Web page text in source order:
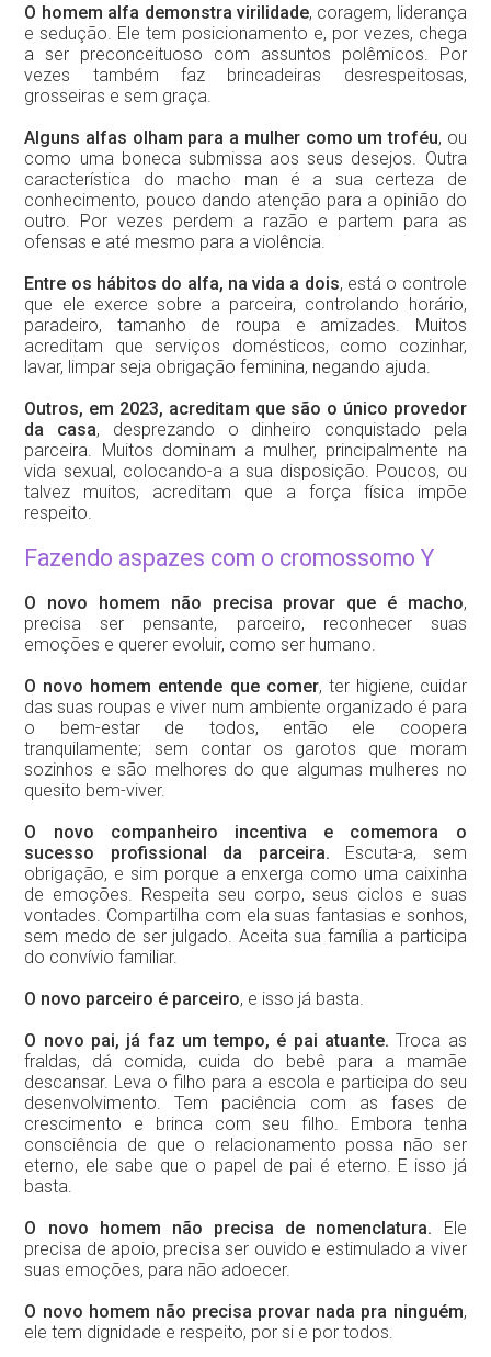
O homem alfa demonstra virilidade, coragem, liderança
e sedução. Ele tem posicionamento e, por vezes, chega
a ser preconceituoso com assuntos polêmicos. Por
vezes também faz brincadeiras desrespeitosas,
grosseiras e sem graça.
Alguns alfas olham para a mulher como um troféu, ou
como uma boneca submissa aos seus desejos. Outra
característica do macho man é a sua certeza de
conhecimento, pouco dando atenção para a opinião do
outro. Por vezes perdem a razão e partem para as
ofensas e até mesmo para a violência.
Entre os hábitos do alfa, na vida a dois, está o controle
que ele exerce sobre a parceira, controlando horário,
paradeiro, tamanho de roupa e amizades. Muitos
acreditam que serviços domésticos, como cozinhar,
lavar, limpar seja obrigação feminina, negando ajuda.
Outros, em 2023, acreditam que são o único provedor
da casa, desprezando o dinheiro conquistado pela
parceira. Muitos dominam a mulher, principalmente na
vida sexual, colocando-a a sua disposição. Poucos, ou
talvez muitos, acreditam que a força física impõe
respeito.
Fazendo aspazes com o cromossomo Y
O novo homem não precisa provar que é macho,
precisa ser pensante, parceiro, reconhecer suas
emoções e querer evoluir, como ser humano.
O novo homem entende que comer, ter higiene, cuidar
das suas roupas e viver num ambiente organizado é para
o bem-estar de todos, então ele coopera
tranquilamente; sem contar os garotos que moram
sozinhos e são melhores do que algumas mulheres no
quesito bem-viver.
O novo companheiro incentiva e comemora o
sucesso profissional da parceira. Escuta-a, sem
obrigação, e sim porque a enxerga como uma caixinha
de emoções. Respeita seu corpo, seus ciclos e suas
vontades. Compartilha com ela suas fantasias e sonhos,
sem medo de ser julgado. Aceita sua família a participa
do convívio familiar.
O novo parceiro é parceiro, e isso já basta.
O novo pai, já faz um tempo, é pai atuante. Troca as
fraldas, dá comida, cuida do bebê para a mamãe
descansar. Leva o filho para a escola e participa do seu
desenvolvimento. Tem paciência com as fases de
crescimento e brinca com seu filho. Embora tenha
consciência de que o relacionamento possa não ser
eterno, ele sabe que o papel de pai é eterno. E isso já
basta.
O novo homem não precisa de nomenclatura. Ele
precisa de apoio, precisa ser ouvido e estimulado a viver
suas emoções, para não adoecer.
O novo homem não precisa provar nada pra ninguém,
ele tem dignidade e respeito, por si e por todos.